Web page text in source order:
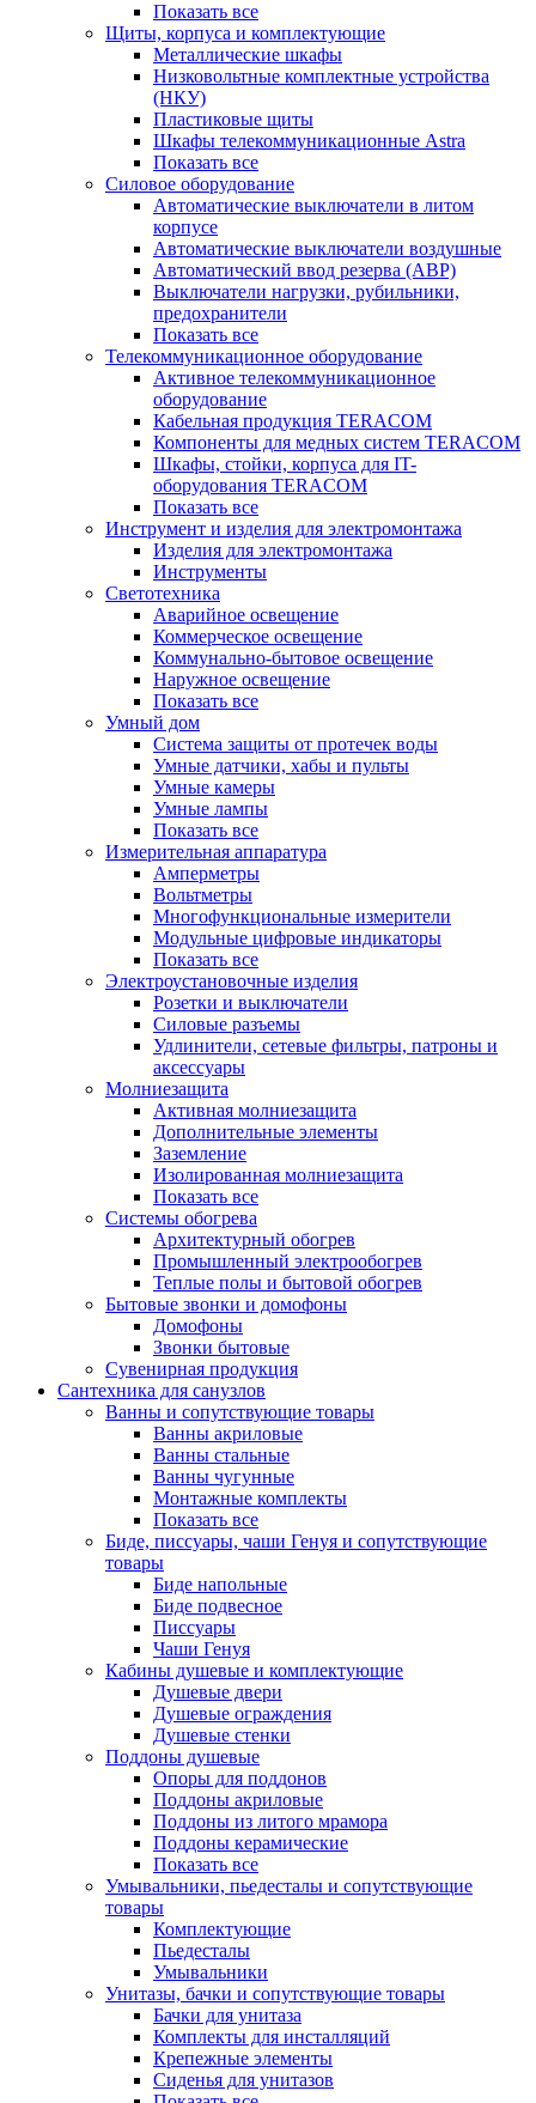
Показать все
Щиты, корпуса и комплектующие
Металлические шкафы
Низковольтные комплектные устройства
(НКУ)
Пластиковые щиты
Шкафы телекоммуникационные Astra
Показать все
Силовое оборудование
Автоматические выключатели в литом
корпусе
Автоматические выключатели воздушные
Автоматический ввод резерва (АВР)
Выключатели нагрузки, рубильники,
предохранители
Показать все
Телекоммуникационное оборудование
Активное телекоммуникационное
оборудование
Кабельная продукция TERACOM
Компоненты для медных систем TERACOM
Шкафы, стойки, корпуса для IT-
оборудования TERACOM
Показать все
Инструмент и изделия для электромонтажа
Изделия для электромонтажа
Инструменты
Светотехника
Аварийное освещение
Коммерческое освещение
Коммунально-бытовое освещение
Наружное освещение
Показать все
Умный дом
Система защиты от протечек воды
Умные датчики, хабы и пульты
Умные камеры
Умные лампы
Показать все
Измерительная аппаратура
Амперметры
Вольтметры
Многофункциональные измерители
Модульные цифровые индикаторы
Показать все
Электроустановочные изделия
Розетки и выключатели
Силовые разъемы
Удлинители, сетевые фильтры, патроны и
аксессуары
Молниезащита
Активная молниезащита
Дополнительные элементы
Заземление
Изолированная молниезащита
Показать все
Системы обогрева
Архитектурный обогрев
Промышленный электрообогрев
Теплые полы и бытовой обогрев
Бытовые звонки и домофоны
Домофоны
Звонки бытовые
Сувенирная продукция
Сантехника для санузлов
Ванны и сопутствующие товары
Ванны акриловые
Ванны стальные
Ванны чугунные
Монтажные комплекты
Показать все
Биде, писсуары, чаши Генуя и сопутствующие
товары
Биде напольные
Биде подвесное
Писсуары
Чаши Генуя
Кабины душевые и комплектующие
Душевые двери
Душевые ограждения
Душевые стенки
Поддоны душевые
Опоры для поддонов
Поддоны акриловые
Поддоны из литого мрамора
Поддоны керамические
Показать все
Умывальники, пьедесталы и сопутствующие
товары
Комплектующие
Пьедесталы
Умывальники
Унитазы, бачки и сопутствующие товары
Бачки для унитаза
Комплекты для инсталляций
Крепежные элементы
Сиденья для унитазов